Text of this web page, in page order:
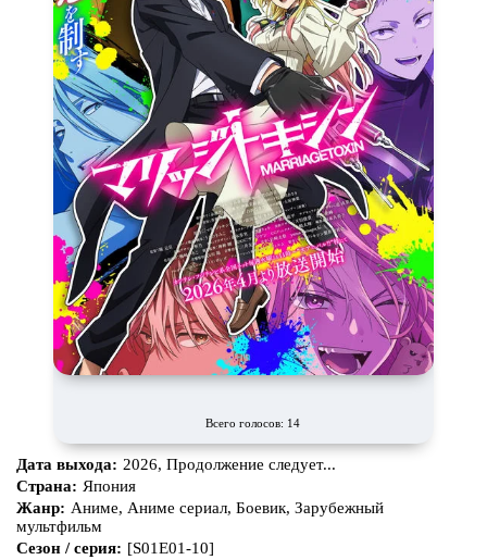
Всего голосов: 14
Дата выхода: 2026, Продолжение следует...
Страна: Япония
Жанр: Аниме, Аниме сериал, Боевик, Зарубежный
мультфильм
Сезон / серия: [S01E01-10]